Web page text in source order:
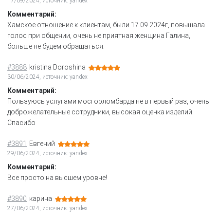
Комментарий:
Хамское отношение к клиентам, были 17.09.2024г, повышала
голос при общении, очень не приятная женщина Галина,
больше не будем обращаться.
#3888 kristina Doroshina
30/06/2024, источник: yandex
Комментарий:
Пользуюсь услугами мосгорломбарда не в первый раз, очень
доброжелательные сотрудники, высокая оценка изделий.
Спасибо
#3891 Евгений
29/06/2024, источник: yandex
Комментарий:
Все просто на высшем уровне!
#3890 карина
27/06/2024, источник: yandex